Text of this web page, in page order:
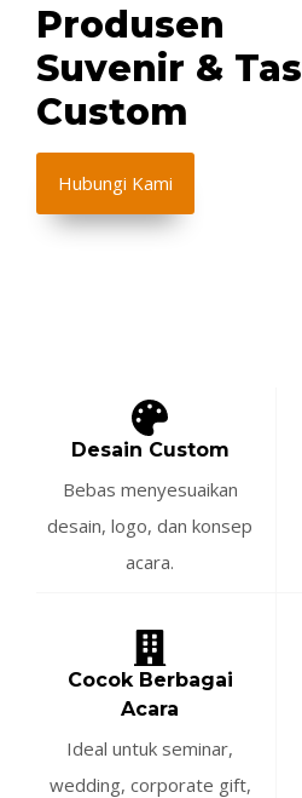
Produsen
Suvenir & Tas
Custom
Hubungi Kami
Desain Custom
Bebas menyesuaikan
desain, logo, dan konsep
acara.
Cocok Berbagai
Acara
Ideal untuk seminar,
wedding, corporate gift,